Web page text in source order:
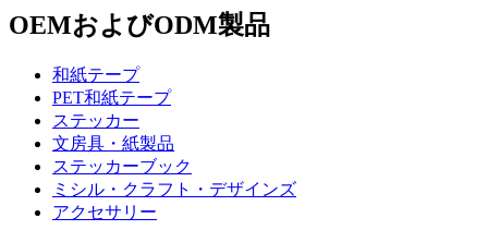
OEMおよびODM製品
和紙テープ
PET和紙テープ
ステッカー
文房具・紙製品
ステッカーブック
ミシル・クラフト・デザインズ
アクセサリー